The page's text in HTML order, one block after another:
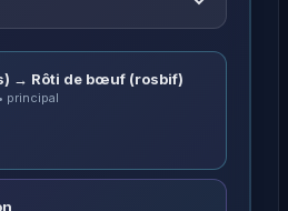
→ Rôti de bœuf (rosbif)
principal